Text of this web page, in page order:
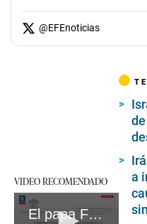
@EFEnoticias
VIDEO RECOMENDADO
El papa Francisco ordenó expulsión de 10 miembros del Sodalicio. Video: América
a